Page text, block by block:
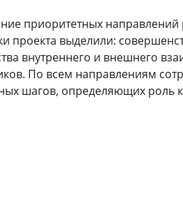
приоритетных направлений
проекта выделили:
внутреннего и внешнего
По всем направлениям
шагов, определяющих роль